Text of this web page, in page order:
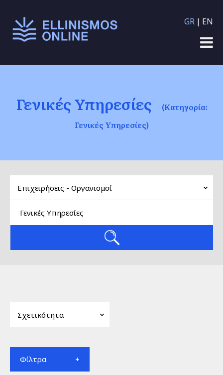
κυρίως περιεχόμενο
GR EN
Γενικές Υπηρεσίες
(Κατηγορία:
Γενικές Υπηρεσίες)
Φίλτρα